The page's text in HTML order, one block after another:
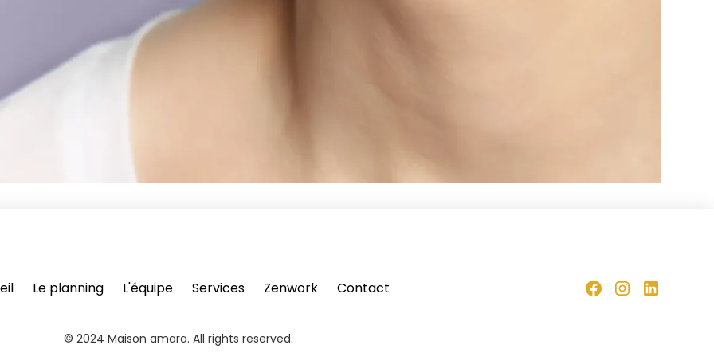
Le planning L'équipe Services Zenwork Contact
© 2024 Maison amara. All rights reserved.